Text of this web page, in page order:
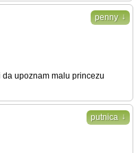
penny ↓
upoznam malu princezu
putnica ↓